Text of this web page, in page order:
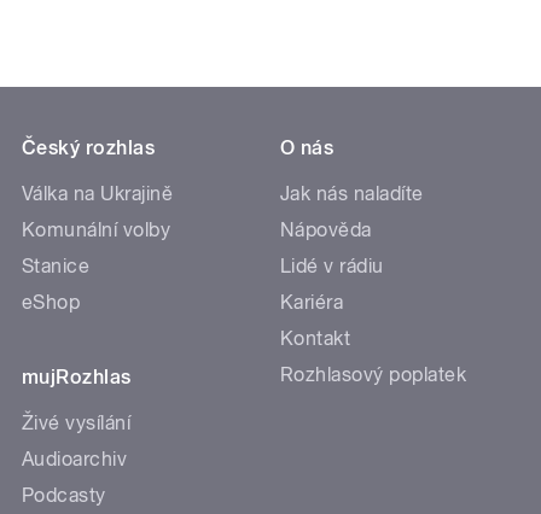
Český rozhlas
Válka na Ukrajině
Komunální volby
Stanice
eShop
mujRozhlas
Živé vysílání
Audioarchiv
Podcasty
O nás
Jak nás naladíte
Nápověda
Lidé v rádiu
Kariéra
Kontakt
Rozhlasový poplatek